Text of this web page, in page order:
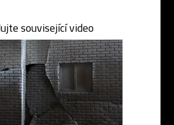
související video